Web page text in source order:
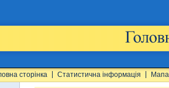
сторінка Статистична інформація